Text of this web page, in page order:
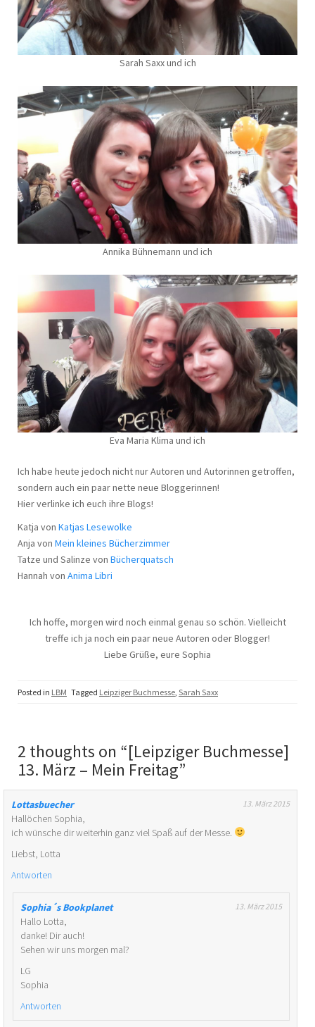
Sarah Saxx und ich
Annika Bühnemann und ich
Eva Maria Klima und ich
Ich habe heute jedoch nicht nur Autoren und Autorinnen getroffen,
sondern auch ein paar nette neue Bloggerinnen!
Hier verlinke ich euch ihre Blogs!
Katja von Katjas Lesewolke
Anja von Mein kleines Bücherzimmer
Tatze und Salinze von Bücherquatsch
Hannah von Anima Libri
Ich hoffe, morgen wird noch einmal genau so schön. Vielleicht
treffe ich ja noch ein paar neue Autoren oder Blogger!
Liebe Grüße, eure Sophia
Posted in LBM Tagged Leipziger Buchmesse Sarah Saxx
2 thoughts on “[Leipziger Buchmesse]
13. März – Mein Freitag”
Lottasbuecher 13. März 2015
Hallöchen Sophia,
ich wünsche dir weiterhin ganz viel Spaß auf der Messe.
Liebst, Lotta
Antworten
Sophia´s Bookplanet 13. März 2015
Hallo Lotta,
danke! Dir auch!
Sehen wir uns morgen mal?
LG
Sophia
Antworten